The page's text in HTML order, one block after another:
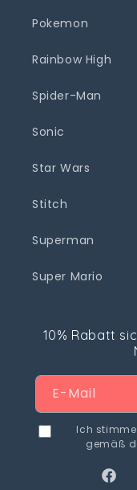
Pokemon
Rainbow High
Spider-Man
Sonic
Star Wars
Stitch
Superman
Super Mario
10% Rabatt
E-Mail
Ich
gemäß